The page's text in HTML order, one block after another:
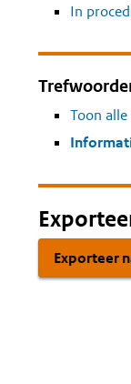
In
Toon alle
Exporteer